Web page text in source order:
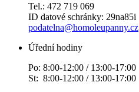
Tel.: 472 719 069
ID datové schránky: 29na85i
podatelna@homoleupanny.cz
Úřední hodiny
Po: 8:00-12:00 / 13:00-17:00
St: 8:00-12:00 / 13:00-17:00